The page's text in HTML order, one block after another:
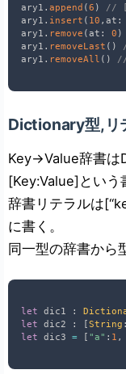
ary1 . append ( 6 )
//
ary1 . insert ( 10 , at :
ary1 . remove ( at : 0 )
ary1 . removeLast ( )
ary1 . removeAll ( )
Dictionary型,リ
Key->Value辞書
[Key:Value]という
辞書リテラルは
に書く。
同一型の辞書から
let dic1 :
let dic2 : String :
let dic3 = "a" : 1 ,